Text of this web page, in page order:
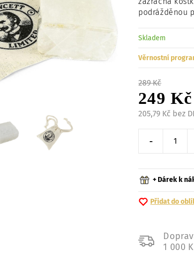
podrážděnou
Skladem
Věrnostní
289 Kč
249 Kč
205,79 Kč bez
Snížit o
-
+ Dárek k
Přidat do
1 000